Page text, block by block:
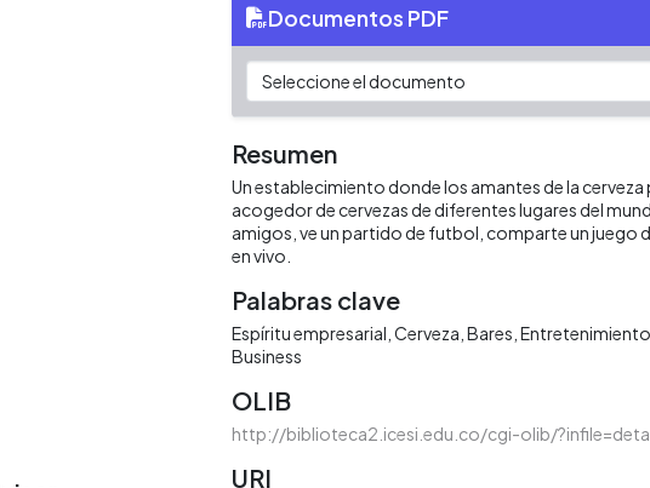
Documentos PDF
Resumen
Un establecimiento donde los amantes de la
acogedor de cervezas de diferentes lugares del
amigos, ve un partido de futbol, comparte un juego
en vivo.
Palabras clave
Espíritu empresarial Cerveza Bares Entretenimiento
Business
OLIB
http://biblioteca2.icesi.edu.co/cgi-olib/
URI